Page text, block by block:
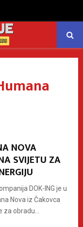
NOVA
SVIJETU ZA
DOK-ING je u
Nova iz Čakovca
obradu...